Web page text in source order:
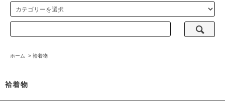
ホーム > 袷着物
袷着物